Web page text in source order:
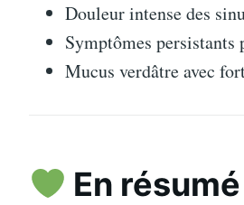
Douleur intense des
Symptômes persistants
Mucus verdâtre avec
En résumé